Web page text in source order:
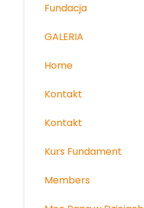
Fundacja
GALERIA
Home
Kontakt
Kontakt
Kurs Fundament
Members